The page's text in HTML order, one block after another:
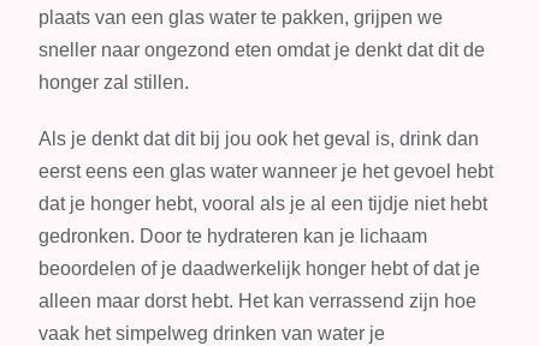
plaats van een glas water te pakken, grijpen we
sneller naar ongezond eten omdat je denkt dat dit de
honger zal stillen.
Als je denkt dat dit bij jou ook het geval is, drink dan
eerst eens een glas water wanneer je het gevoel hebt
dat je honger hebt, vooral als je al een tijdje niet hebt
gedronken. Door te hydrateren kan je lichaam
beoordelen of je daadwerkelijk honger hebt of dat je
alleen maar dorst hebt. Het kan verrassend zijn hoe
vaak het simpelweg drinken van water je